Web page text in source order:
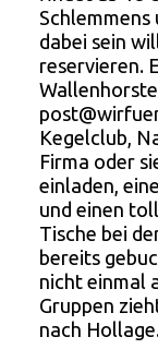
dabei sein
reservieren.
Kegelclub,
Firma oder
einladen,
und einen
Tische bei
bereits
nicht einmal
Gruppen
nach Hollage.